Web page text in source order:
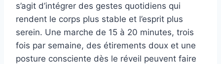
s’agit d’intégrer des gestes quotidiens qui
rendent le corps plus stable et l’esprit plus
serein. Une marche de 15 à 20 minutes, trois
fois par semaine, des étirements doux et une
posture consciente dès le réveil peuvent faire